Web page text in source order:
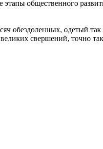
общественного
обездоленных, одетый
свершений, точно